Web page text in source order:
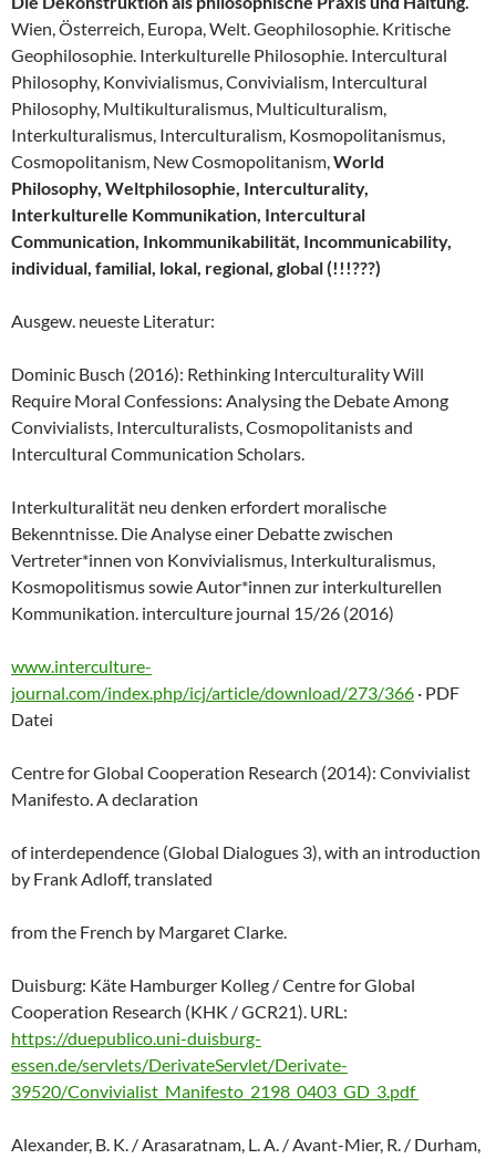
Wien, Österreich, Europa, Welt. Geophilosophie. Kritische
Geophilosophie. Interkulturelle Philosophie. Intercultural
Philosophy, Konvivialismus, Convivialism, Intercultural
Philosophy, Multikulturalismus, Multiculturalism,
Interkulturalismus, Interculturalism, Kosmopolitanismus,
Cosmopolitanism, New Cosmopolitanism,World
Philosophy, Weltphilosophie, Interculturality,
Interkulturelle Kommunikation, Intercultural
Communication, Inkommunikabilität, Incommunicability,
individual, familial, lokal, regional, global (!!!???)
Ausgew. neueste Literatur:
Dominic Busch (2016): Rethinking Interculturality Will
Require Moral Confessions: Analysing the Debate Among
Convivialists, Interculturalists, Cosmopolitanists and
Intercultural Communication Scholars.
Interkulturalität neu denken erfordert moralische
Bekenntnisse. Die Analyse einer Debatte zwischen
Vertreter*innen von Konvivialismus, Interkulturalismus,
Kosmopolitismus sowie Autor*innen zur interkulturellen
Kommunikation. interculture journal 15/26 (2016)
www.interculture-
journal.com/index.php/icj/article/download/273/366 · PDF
Datei
Centre for Global Cooperation Research (2014): Convivialist
Manifesto. A declaration
of interdependence (Global Dialogues 3), with an introduction
by Frank Adloff, translated
from the French by Margaret Clarke.
Duisburg: Käte Hamburger Kolleg / Centre for Global
Cooperation Research (KHK / GCR21). URL:
https://duepublico.uni-duisburg-
essen.de/servlets/DerivateServlet/Derivate-
39520/Convivialist_Manifesto_2198_0403_GD_3.pdf
Alexander, B. K. / Arasaratnam, L. A. / Avant-Mier, R. / Durham,